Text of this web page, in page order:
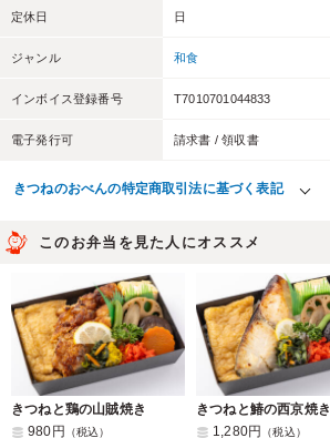
定休日 日
ジャンル 和食
インボイス登録番号 T7010701044833
電子発行可 請求書 / 領収書
きつねのおべんの特定商取引法に基づく表記
このお弁当を見た人にオススメ
きつねと鶏の山賊焼き
980円
（税込）
きつねと鰆の西京焼き
1,280円
（税込）